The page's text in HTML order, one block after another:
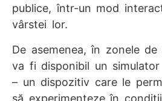
publice, într-un mod
vârstei lor.
De asemenea, în zonele de
va fi disponibil un
– un dispozitiv care le
să experimenteze în